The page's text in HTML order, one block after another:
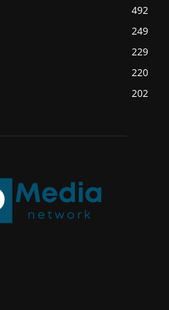
492
249
229
220
202